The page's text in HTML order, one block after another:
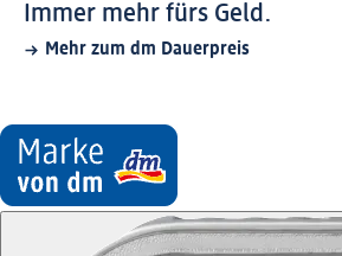
Immer mehr fürs Geld.
Mehr zum dm Dauerpreis